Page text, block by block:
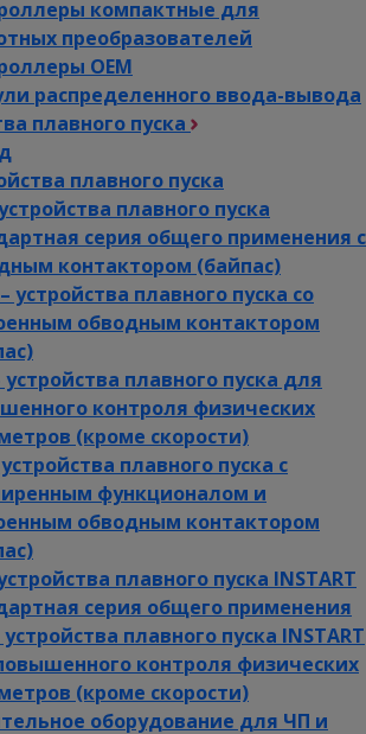
компактные для
преобразователей
ОЕМ
распределенного ввода-вывода
плавного пуска
плавного пуска
плавного пуска
серия общего применения с
контактором (байпас)
устройства плавного пуска со
обводным контактором
устройства плавного пуска для
контроля физических
(кроме скорости)
устройства плавного пуска с
функционалом и
обводным контактором
плавного пуска INSTART
серия общего применения
устройства плавного пуска INSTART
контроля физических
(кроме скорости)
оборудование для ЧП и